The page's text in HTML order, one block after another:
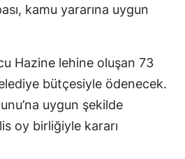
kamu yararına uygun
Hazine lehine oluşan 73
bütçesiyle ödenecek.
uygun şekilde
oy birliğiyle kararı